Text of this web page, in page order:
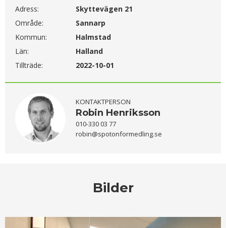
Adress:
Skyttevägen 21
Område:
Sannarp
Kommun:
Halmstad
Län:
Halland
Tillträde:
2022-10-01
KONTAKTPERSON
Robin Henriksson
010-330 03 77
robin@spotonformedling.se
Bilder